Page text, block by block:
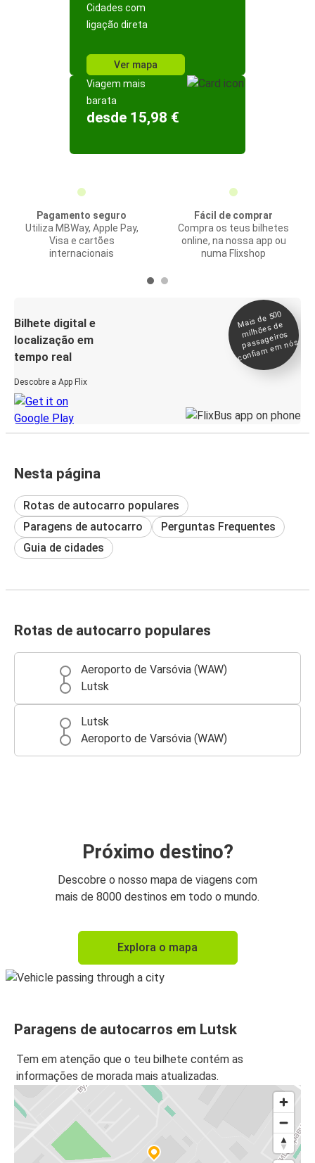
Cidades com
ligação direta
Ver mapa
Viagem mais
barata
desde 15,98 €
Pagamento seguro
Utiliza MBWay, Apple Pay,
Visa e cartões
internacionais
Fácil de comprar
Compra os teus bilhetes
online, na nossa app ou
numa Flixshop
Bilhete digital e
localização em
tempo real
Descobre a App Flix
Mais de 500
milhões de
passageiros
confia
m e
m nós
Nesta página
Rotas de autocarro populares
Paragens de autocarro
Perguntas Frequentes
Guia de cidades
Rotas de autocarro populares
Aeroporto de Varsóvia (WAW)
Lutsk
Lutsk
Aeroporto de Varsóvia (WAW)
Próximo destino?
Descobre o nosso mapa de viagens com
mais de 8000 destinos em todo o mundo.
Explora o mapa
Paragens de autocarros em Lutsk
Tem em atenção que o teu bilhete contém as
informações de morada mais atualizadas.